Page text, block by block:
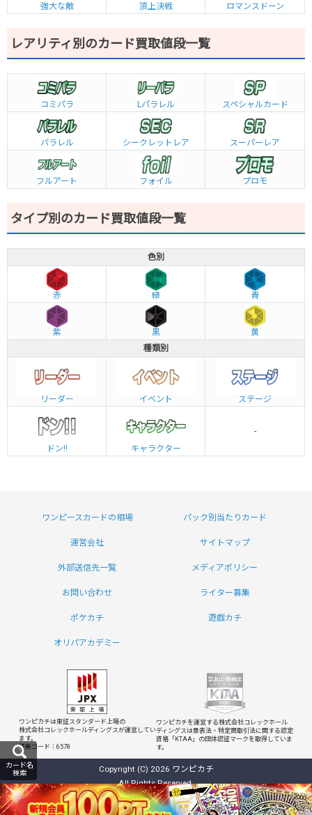
強大な敵 頂上決戦 ロマンスドーン
レアリティ別のカード買取値段一覧
コミパラ L パラレル スペシャルカード
パラレル シークレットレア スーパーレア
フルアート フォイル プロモ
タイプ別のカード買取値段一覧
色別
赤 緑 青
紫 黒
黄
種類別
リーダー イベント ステージ
ドン!! キャラクター
-
ワンピースカードの相場 パック別当たりカード
運営会社 サイトマップ
外部送信先一覧 メディアポリシー
お問い合わせ ライター募集
ポケカチ 遊戯カチ
オリパアカデミー
ワンピカチは東証スタンダード上場の
株式会社コレックホールディングスが運営してい
ます。
証券コード：6578
ワンピカチを運営する株式会社コレックホール
ディングスは景表法・特定商取引法に関する認定
資格「KTAA」の団体認証マークを取得していま
す。
Copyright (C) 2026 ワンピカチ
All Rights Reserved.
カード名
検索